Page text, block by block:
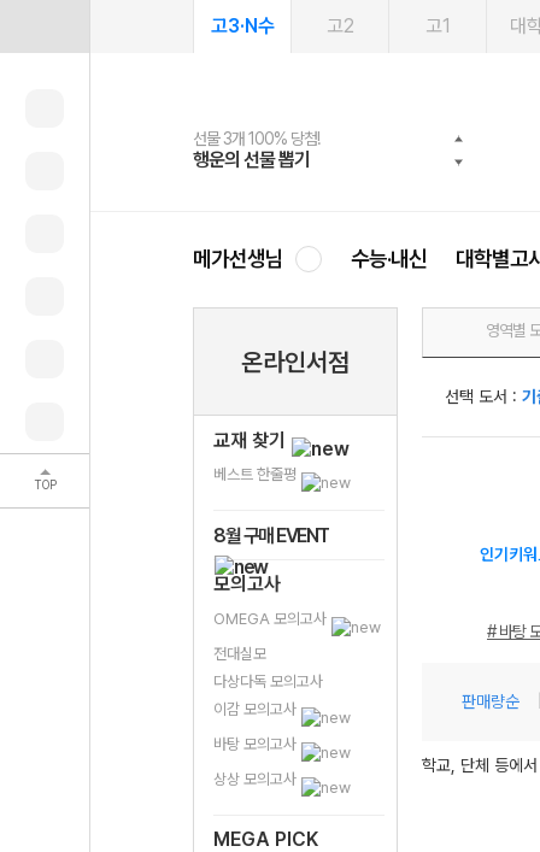
TOP
고3·N수 고2 고1 대
선물 3개 100% 당첨!
행운의 선물 뽑기
선물 100% 증정!
메가스터디 X 올리브
여름방학 스터디 캐시백
메가런 썸머스쿨
2027 러셀 단과
강사 공개선발
스마트러닝앱
설문 EVENT
메가패스
3일 무료 체험권
메가패스 수강생 무료혜택!
메가클럽 멤버십
사회공헌 캠페인
희망이룸 메가나눔
메가선생님 수능·내신 대학별고
온라인서점
교재 찾기
베스트 한줄평
8월 구매 EVENT
모의고사
OMEGA 모의고사
전대실모
다상다독 모의고사
이감 모의고사
바탕 모의고사
상상 모의고사
MEGA PICK
영역별
선택 도서 : 기
인기키
# 바탕
판매량순
학교, 단체 등에